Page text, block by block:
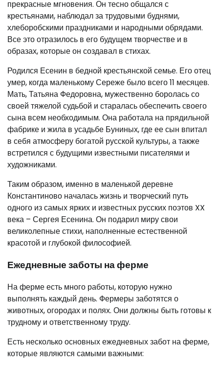
прекрасные мгновения. Он тесно общался с
крестьянами, наблюдал за трудовыми буднями,
хлеборобскими праздниками и народными обрядами.
Все это отразилось в его будущем творчестве и в
образах, которые он создавал в стихах.
Родился Есенин в бедной крестьянской семье. Его отец
умер, когда маленькому Сереже было всего 11 месяцев.
Мать, Татьяна Федоровна, мужественно боролась со
своей тяжелой судьбой и старалась обеспечить своего
сына всем необходимым. Она работала на прядильной
фабрике и жила в усадьбе Буниных, где ее сын впитал
в себя атмосферу богатой русской культуры, а также
встретился с будущими известными писателями и
художниками.
Таким образом, именно в маленькой деревне
Константиново началась жизнь и творческий путь
одного из самых ярких и известных русских поэтов XX
века – Сергея Есенина. Он подарил миру свои
великолепные стихи, наполненные естественной
красотой и глубокой философией.
Ежедневные заботы на ферме
На ферме есть много работы, которую нужно
выполнять каждый день. Фермеры заботятся о
животных, огородах и полях. Они должны быть готовы к
трудному и ответственному труду.
Есть несколько основных ежедневных забот на ферме,
которые являются самыми важными: